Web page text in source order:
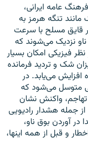
عامه ایرانی،
مانند تنگه هرمز به
قایق مسلح با سرعت
ناو نزدیک می‌شوند که
فیزیکی امکان بسیار
شک و تردید فرمانده
می‌یابد. در
متوسل می‌شود که
واکنش نشان
جمله هشدار رادیویی
صدا در آوردن بوق ناو،
و قبل از همه اینها،